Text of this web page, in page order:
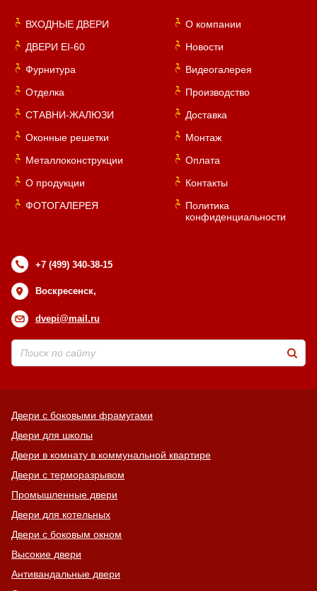
ВХОДНЫЕ ДВЕРИ
ДВЕРИ EI-60
Фурнитура
Отделка
СТАВНИ-ЖАЛЮЗИ
Оконные решетки
Металлоконструкции
О продукции
ФОТОГАЛЕРЕЯ
О компании
Новости
Видеогалерея
Производство
Доставка
Монтаж
Оплата
Контакты
Политика
конфиденциальности
+7 (499) 340-38-15
Воскресенск,
dvepi@mail.ru
Двери с боковыми фрамугами
Двери для школы
Двери в комнату в коммунальной квартире
Двери с терморазрывом
Промышленные двери
Двери для котельных
Двери с боковым окном
Высокие двери
Антивандальные двери